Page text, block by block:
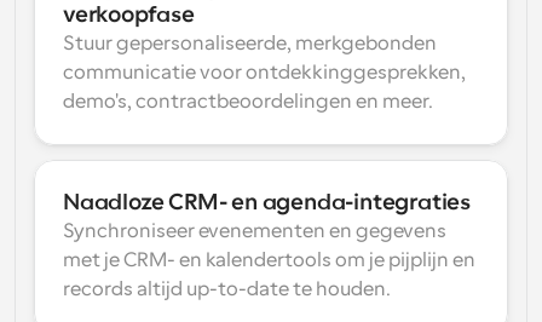
verkoopfase
Stuur gepersonaliseerde, merkgebonden
communicatie voor ontdekkinggesprekken,
demo's, contractbeoordelingen en meer.
Naadloze CRM- en agenda-integraties
Synchroniseer evenementen en gegevens
met je CRM- en kalendertools om je pijplijn en
records altijd up-to-date te houden.